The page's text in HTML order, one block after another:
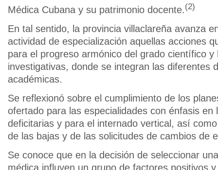
Médica Cubana y su patrimonio docente.(2)
En tal sentido, la provincia villaclareña avanza
actividad de especialización aquellas acciones
para el progreso armónico del grado científico y
investigativas, donde se integran las diferentes
académicas.
Se reflexionó sobre el cumplimiento de los
ofertado para las especialidades con énfasis en
deficitarias y para el internado vertical, así
de las bajas y de las solicitudes de cambios de
Se conoce que en la decisión de seleccionar
médica influyen un grupo de factores positivos